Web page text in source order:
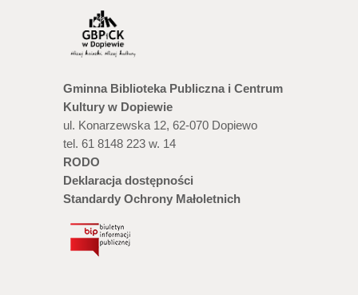
Gminna Biblioteka Publiczna i Centrum
Kultury w Dopiewie
ul. Konarzewska 12, 62-070 Dopiewo
tel. 61 8148 223 w. 14
RODO
Deklaracja dostępności
Standardy Ochrony Małoletnich